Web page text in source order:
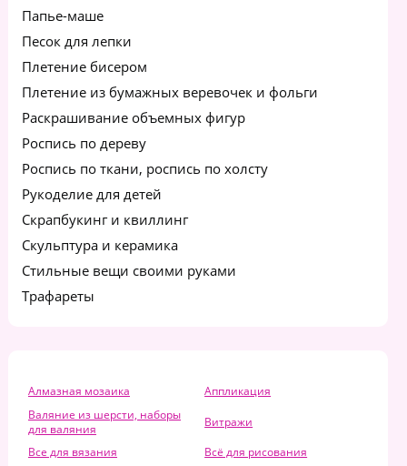
Папье-маше
Песок для лепки
Плетение бисером
Плетение из бумажных веревочек и фольги
Раскрашивание объемных фигур
Роспись по дереву
Роспись по ткани, роспись по холсту
Рукоделие для детей
Скрапбукинг и квиллинг
Скульптура и керамика
Стильные вещи своими руками
Трафареты
Алмазная мозаика
Аппликация
Валяние из шерсти, наборы
для валяния
Витражи
Все для вязания
Всё для рисования